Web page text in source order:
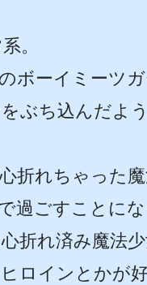
。
ボーイミーツ
ぶち込んだよう
折れちゃった
過ごすことにな
折れ済み魔法
ロインとかが